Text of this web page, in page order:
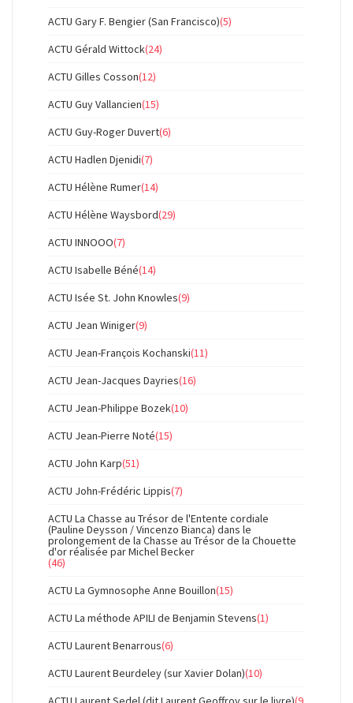
ACTU Gary F. Bengier (San Francisco)(5)
ACTU Gérald Wittock(24)
ACTU Gilles Cosson(12)
ACTU Guy Vallancien(15)
ACTU Guy-Roger Duvert(6)
ACTU Hadlen Djenidi(7)
ACTU Hélène Rumer(14)
ACTU Hélène Waysbord(29)
ACTU INNOOO(7)
ACTU Isabelle Béné(14)
ACTU Isée St. John Knowles(9)
ACTU Jean Winiger(9)
ACTU Jean-François Kochanski(11)
ACTU Jean-Jacques Dayries(16)
ACTU Jean-Philippe Bozek(10)
ACTU Jean-Pierre Noté(15)
ACTU John Karp(51)
ACTU John-Frédéric Lippis(7)
ACTU La Chasse au Trésor de l'Entente cordiale
(Pauline Deysson / Vincenzo Bianca) dans le
prolongement de la Chasse au Trésor de la Chouette
d'or réalisée par Michel Becker
(46)
ACTU La Gymnosophe Anne Bouillon(15)
ACTU La méthode APILI de Benjamin Stevens(1)
ACTU Laurent Benarrous(6)
ACTU Laurent Beurdeley (sur Xavier Dolan)(10)